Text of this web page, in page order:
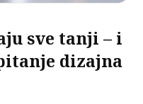
sve tanji – i
dizajna